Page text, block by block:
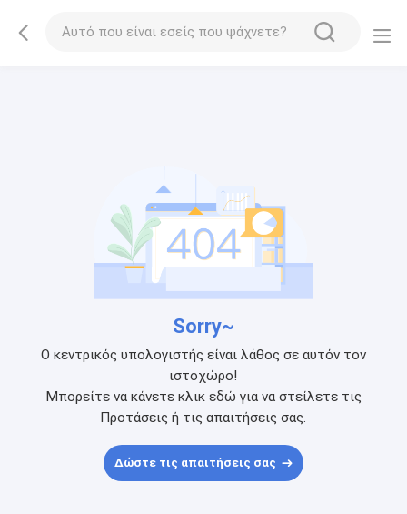
Sorry~
Ο κεντρικός υπολογιστής είναι λάθος σε αυτόν τον
ιστοχώρο!
Μπορείτε να κάνετε κλικ εδώ για να στείλετε τις
Προτάσεις ή τις απαιτήσεις σας.
Δώστε τις απαιτήσεις σας